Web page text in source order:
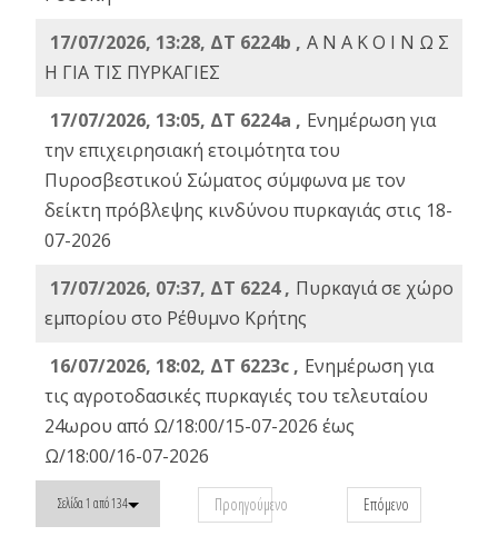
17/07/2026, 13:28, ΔΤ 6224b , Α Ν Α Κ Ο Ι Ν Ω Σ
Η ΓΙΑ ΤΙΣ ΠΥΡΚΑΓΙΕΣ
17/07/2026, 13:05, ΔΤ 6224a , Ενημέρωση για
την επιχειρησιακή ετοιμότητα του
Πυροσβεστικού Σώματος σύμφωνα με τον
δείκτη πρόβλεψης κινδύνου πυρκαγιάς στις 18-
07-2026
17/07/2026, 07:37, ΔΤ 6224 , Πυρκαγιά σε χώρο
εμπορίου στο Ρέθυμνο Κρήτης
16/07/2026, 18:02, ΔΤ 6223c , Ενημέρωση για
τις αγροτοδασικές πυρκαγιές του τελευταίου
24ωρου από Ω/18:00/15-07-2026 έως
Ω/18:00/16-07-2026
Σελίδα 1 από 134 Προηγούμενο Επόμενο